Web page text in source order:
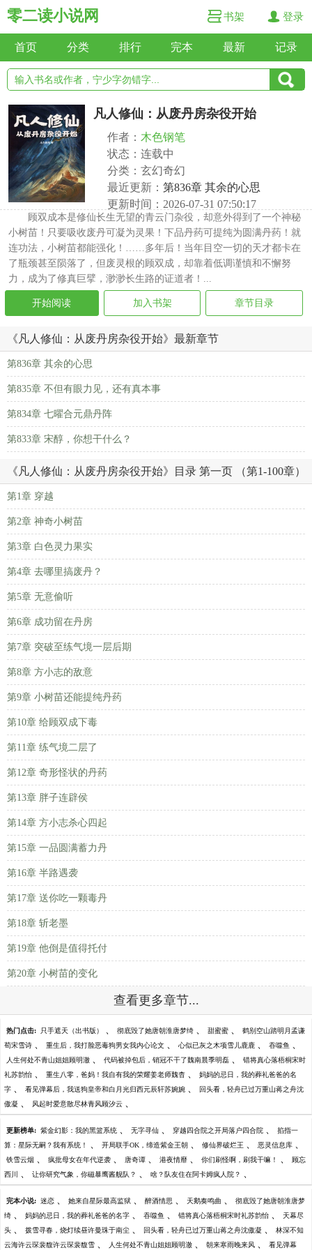
零二读小说网 书架 登录
首页 分类 排行 完本 最新 记录
凡人修仙：从废丹房杂役开始
作者： 木色钢笔
状态：连载中
分类：玄幻奇幻
最近更新： 第836章 其余的心思
更新时间：2026-07-31 07:50:17
顾双成本是修仙长生无望的青云门杂役，却意外得到了一个神秘
小树苗！只要吸收废丹可凝为灵果！下品丹药可提纯为圆满丹药！就
连功法，小树苗都能强化！……多年后！当年目空一切的天才都卡在
了瓶颈甚至陨落了，但废灵根的顾双成，却靠着低调谨慎和不懈努
力，成为了修真巨擘，渺渺长生路的证道者！...
开始阅读 加入书架 章节目录
《凡人修仙：从废丹房杂役开始》最新章节
第836章 其余的心思
第835章 不但有眼力见，还有真本事
第834章 七曜合元鼎丹阵
第833章 宋醇，你想干什么？
《凡人修仙：从废丹房杂役开始》目录 第一页 （第1-100章）
第1章 穿越
第2章 神奇小树苗
第3章 白色灵力果实
第4章 去哪里搞废丹？
第5章 无意偷听
第6章 成功留在丹房
第7章 突破至练气境一层后期
第8章 方小志的敌意
第9章 小树苗还能提纯丹药
第10章 给顾双成下毒
第11章 练气境二层了
第12章 奇形怪状的丹药
第13章 胖子连辟侯
第14章 方小志杀心四起
第15章 一品圆满蓄力丹
第16章 半路遇袭
第17章 送你吃一颗毒丹
第18章 斩老墨
第19章 他倒是值得托付
第20章 小树苗的变化
查看更多章节...
热门点击: 只手遮天（出书版） 、 彻底毁了她唐朝淮唐梦绮 、 甜蜜蜜 、 鹤别空山踏明月孟谦
荀宋雪诗 、 重生后，我打脸恶毒狗男女我内心论文 、 心似已灰之木项雪儿鹿鹿 、 吞噬鱼 、
人生何处不青山姐姐顾明澈 、 代码被掉包后，销冠不干了魏南晨季明磊 、 错将真心落梧桐宋时
礼苏韵怡 、 重生八零，爸妈！我自有我的荣耀姜老师魏杳 、 妈妈的忌日，我的葬礼爸爸的名
字 、 看见弹幕后，我送狗皇帝和白月光归西元辰轩苏婉婉 、 回头看，轻舟已过万重山蒋之舟沈
傲凝 、 风起时爱意散尽林青风顾汐云 、
更新榜单: 紫金幻影：我的黑篮系统 、 无字寻仙 、 穿越四合院之开局落户四合院 、 掐指一
算：星际无嗣？我有系统！ 、 开局联手OK，缔造紫金王朝 、 修仙界破烂王 、 恶灵信息库 、
铁雪云烟 、 疯批母女在年代逆袭 、 唐奇谭 、 港夜情靡 、 你们刷怪啊，刷我干嘛！ 、 顾忘
西川 、 让你研究气象，你磁暴鹰酱舰队？ 、 啥？队友住在阿卡姆疯人院？ 、
完本小说: 迷恋 、 她来自星际最高监狱 、 醉酒情思 、 天鹅奏鸣曲 、 彻底毁了她唐朝淮唐梦
绮 、 妈妈的忌日，我的葬礼爸爸的名字 、 吞噬鱼 、 错将真心落梧桐宋时礼苏韵怡 、 天幕尽
头 、 拨雪寻春，烧灯续昼许曼珠于南尘 、 回头看，轻舟已过万重山蒋之舟沈傲凝 、 林深不知
云海许云琛裴馥许云琛裴馥雪 、 人生何处不青山姐姐顾明澈 、 朝来寒雨晚来风 、 看见弹幕